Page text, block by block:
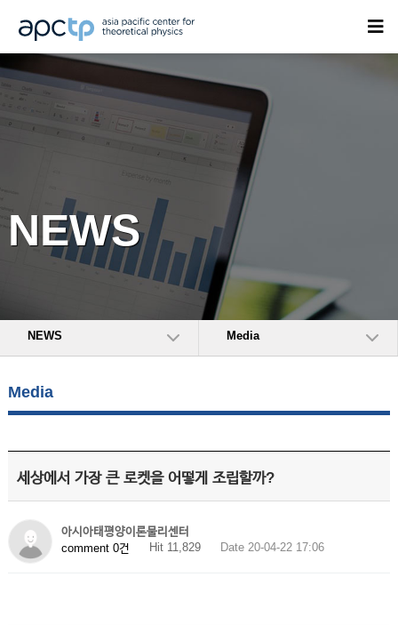
NEWS
NEWS Media
Media
세상에서 가장 큰 로켓을 어떻게 조립할까?
아시아태평양이론물리센터
comment 0건
Hit 11,829 Date 20-04-22 17:06